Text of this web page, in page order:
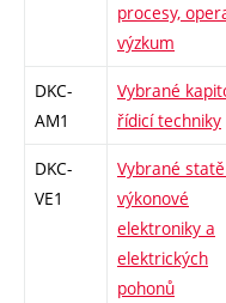
procesy,
výzkum
DKC-
AM1
Vybrané
řídicí techniky
DKC-
VE1
Vybrané
výkonové
elektroniky a
elektrických
pohonů